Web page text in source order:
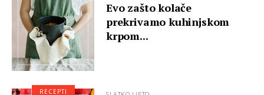
Evo zašto kolače
prekrivamo kuhinjskom
krpom...
RECEPTI